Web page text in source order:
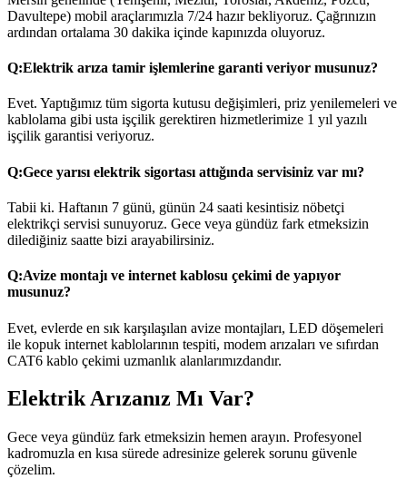
Davultepe) mobil araçlarımızla 7/24 hazır bekliyoruz. Çağrınızın
ardından ortalama 30 dakika içinde kapınızda oluyoruz.
Q:Elektrik arıza tamir işlemlerine garanti veriyor musunuz?
Evet. Yaptığımız tüm sigorta kutusu değişimleri, priz yenilemeleri ve
kablolama gibi usta işçilik gerektiren hizmetlerimize 1 yıl yazılı
işçilik garantisi veriyoruz.
Q:Gece yarısı elektrik sigortası attığında servisiniz var mı?
Tabii ki. Haftanın 7 günü, günün 24 saati kesintisiz nöbetçi
elektrikçi servisi sunuyoruz. Gece veya gündüz fark etmeksizin
dilediğiniz saatte bizi arayabilirsiniz.
Q:Avize montajı ve internet kablosu çekimi de yapıyor
musunuz?
Evet, evlerde en sık karşılaşılan avize montajları, LED döşemeleri
ile kopuk internet kablolarının tespiti, modem arızaları ve sıfırdan
CAT6 kablo çekimi uzmanlık alanlarımızdandır.
Elektrik Arızanız Mı Var?
Gece veya gündüz fark etmeksizin hemen arayın. Profesyonel
kadromuzla en kısa sürede adresinize gelerek sorunu güvenle
çözelim.